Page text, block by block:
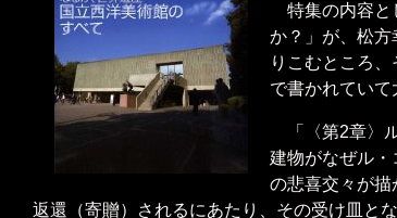
特集の内容と
か？」が、松方
りこむところ
で書かれていて
「〈第2章〉
建物がなぜル
の悲喜交々が
返還（寄贈）されるにあたり、その受け皿と